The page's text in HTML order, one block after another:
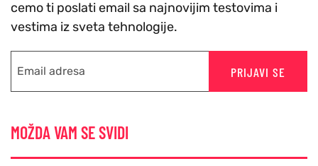
cemo ti poslati email sa najnovijim testovima i
vestima iz sveta tehnologije.
PRIJAVI SE
MOŽDA VAM SE SVIDI